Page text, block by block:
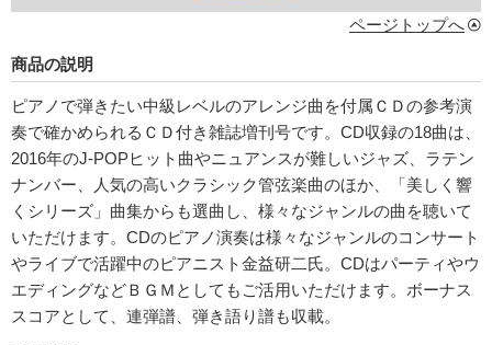
ページトップへ
商品の説明
ピアノで弾きたい中級レベルのアレンジ曲を付属ＣＤの参考演
奏で確かめられるＣＤ付き雑誌増刊号です。CD収録の18曲は、
2016年のJ-POPヒット曲やニュアンスが難しいジャズ、ラテン
ナンバー、人気の高いクラシック管弦楽曲のほか、「美しく響
くシリーズ」曲集からも選曲し、様々なジャンルの曲を聴いて
いただけます。CDのピアノ演奏は様々なジャンルのコンサート
やライブで活躍中のピアニスト金益研二氏。CDはパーティやウ
エディングなどＢＧＭとしてもご活用いただけます。ボーナス
スコアとして、連弾譜、弾き語り譜も収載。